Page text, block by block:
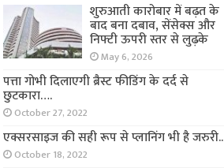
शुरुआती कारोबार में बढ़त के
बाद बना दबाव, सेंसेक्स और
निफ्टी ऊपरी स्तर से लुढ़के
May 6, 2026
पत्ता गोभी दिलाएगी ब्रैस्ट फीडिंग के दर्द से
छुटकारा….
October 27, 2022
एक्सरसाइज की सही रूप से प्लानिंग भी है जरुरी..
October 18, 2022